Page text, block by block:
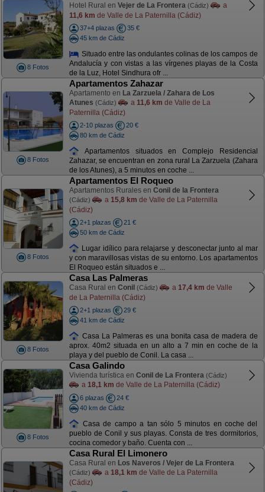
8 Fotos
Hotel Rural en Vejer de La Frontera (Cádiz)
a
11,6 km de Valle de La Paternilla (Cádiz)
37+4 plazas
35 €
45 km de Cádiz
Situado entre las ondulantes colinas de los campos de
Andalucía y con vistas a las vírgenes playas de la Costa
de la Luz, Hotel Sindhura ofr ...
8 Fotos
Apartamentos Zahazar
Apartamento en La Zarzuela / Zahara de Los
Atunes (Cádiz) a 11,6 km de Valle de La
Paternilla (Cádiz)
2-10 plazas
20 €
80 km de Cádiz
Apartamentos situados en Complejo Residencial
Zahazar, se encuentran en zona rural La Zarzuela (Zahara
de los Atunes), a 5 minutos en coche ...
8 Fotos
Apartamentos El Roqueo
Apartamentos Rurales en Conil de la Frontera
(Cádiz) a 15,8 km de Valle de La Paternilla
(Cádiz)
2+1 plazas
21 €
50 km de Cádiz
Lugar idílico para relajarse y desconectar junto al mar
y con maravillosas vistas de su entorno. Los apartamentos
El Roqueo están situados e ...
8 Fotos
Casa Las Palmeras
Casa Rural en Conil (Cádiz) a 17,4 km de Valle
de La Paternilla (Cádiz)
2+1 plazas
29 €
41 km de Cádiz
Casa La Palmeras es una bonita casa de madera de
aprox. 40m2 situada en un alto a 7 min en coche de la
playa y del pueblo de Conil. La casa ...
8 Fotos
Casa Galindo
Vivienda turística en Conil de La Frontera (Cádiz)
a 18,1 km de Valle de La Paternilla (Cádiz)
6 plazas
24 €
40 km de Cádiz
Casa de campo a tan sólo 5 minutos en coche del
pueblo de Conil y sus playas. Consta de tres dormitorios,
cocina comedor y baño. Cuenta con ...
Casa Rural El Limonero
Casa Rural en Los Naveros / Vejer de La Frontera
(Cádiz) a 18,1 km de Valle de La Paternilla
(Cádiz)